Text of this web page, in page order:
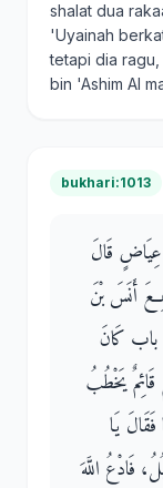
shalat dua
'Uyainah
tetapi dia
bin 'Ashim Al
bukhari:1013
عِيَاضٍ قَالَ
أَنَسَ بْنَ
باب كَانَ
قَائِمٌ يَخْطُبُ
فَقَالَ يَا
فَادْعُ اللَّهَ